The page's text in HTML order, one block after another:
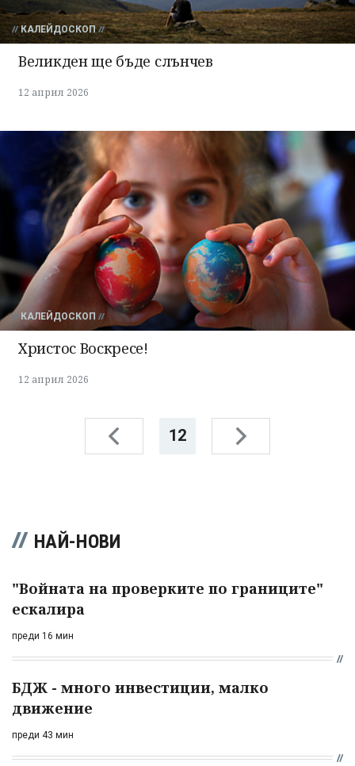
КАЛЕЙДОСКОП
Великден ще бъде слънчев
12 април 2026
КАЛЕЙДОСКОП
Христос Воскресе!
12 април 2026
12
НАЙ-НОВИ
"Войната на проверките по границите"
ескалира
преди 16 мин
БДЖ - много инвестиции, малко
движение
преди 43 мин